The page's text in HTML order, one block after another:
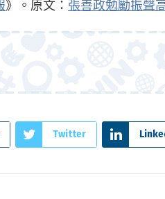
》。原文： 張善政勉勵振聲
Twitter